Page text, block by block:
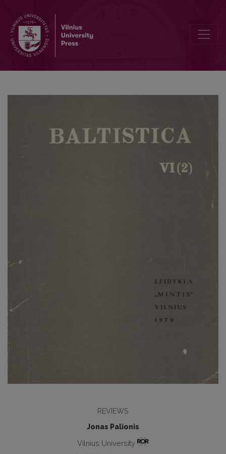
REVIEWS
Jonas Palionis
Vilnius University